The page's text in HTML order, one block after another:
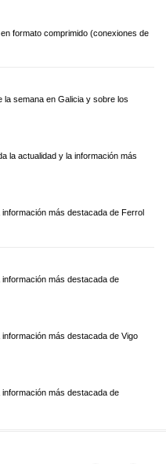
formato comprimido (conexiones de
la semana en Galicia y sobre los
la actualidad y la información más
más destacada de Ferrol
más destacada de
más destacada de Vigo
más destacada de